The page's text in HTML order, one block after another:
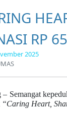
RP
2025
– Semangat
“Caring Heart,